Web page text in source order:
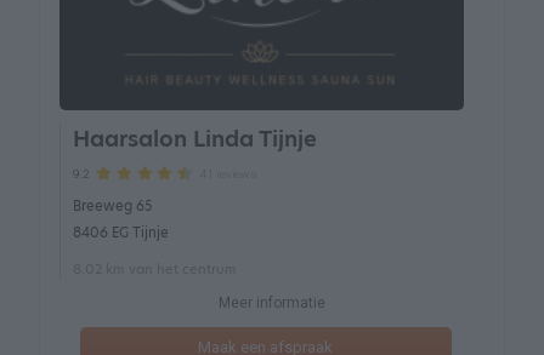
Haarsalon Linda Tijnje
9.2
Breeweg 65
8406 EG Tijnje
Meer informatie
Maak een afspraak